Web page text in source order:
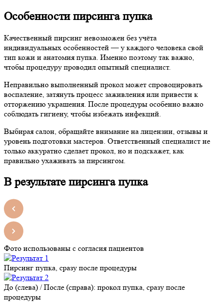
Особенности пирсинга пупка
Качественный пирсинг невозможен без учёта
индивидуальных особенностей — у каждого человека свой
тип кожи и анатомия пупка. Именно поэтому так важно,
чтобы процедуру проводил опытный специалист.
Неправильно выполненный прокол может спровоцировать
воспаление, затянуть процесс заживления или привести к
отторжению украшения. После процедуры особенно важно
соблюдать гигиену, чтобы избежать инфекций.
Выбирая салон, обращайте внимание на лицензии, отзывы и
уровень подготовки мастеров. Ответственный специалист не
только аккуратно сделает прокол, но и подскажет, как
правильно ухаживать за пирсингом.
В результате пирсинга пупка
Фото использованы с согласия пациентов
Пирсинг пупка, сразу после процедуры
До (слева) / После (справа): прокол пупка, сразу после
процедуры